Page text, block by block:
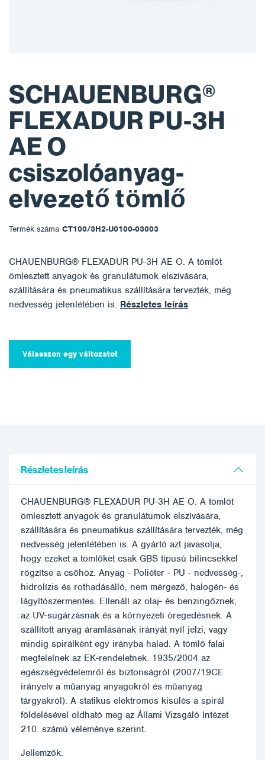
SCHAUENBURG®
FLEXADUR PU-3H
AE O
csiszolóanyag-
elvezető tömlő
Termék száma CT100/3H2-U0100-03003
CHAUENBURG® FLEXADUR PU-3H AE O. A tömlőt
ömlesztett anyagok és granulátumok elszívására,
szállítására és pneumatikus szállítására tervezték, még
nedvesség jelenlétében is. Részletes leírás
Válasszon egy változatot
Részletes leírás
CHAUENBURG® FLEXADUR PU-3H AE O. A tömlőt
ömlesztett anyagok és granulátumok elszívására,
szállítására és pneumatikus szállítására tervezték, még
nedvesség jelenlétében is. A gyártó azt javasolja,
hogy ezeket a tömlőket csak GBS típusú bilincsekkel
rögzítse a csőhöz. Anyag - Poliéter - PU - nedvesség-,
hidrolízis és rothadásálló, nem mérgező, halogén- és
lágyítószermentes. Ellenáll az olaj- és benzingőznek,
az UV-sugárzásnak és a környezeti öregedésnek. A
szállított anyag áramlásának irányát nyíl jelzi, vagy
mindig spirálként egy irányba halad. A tömlő falai
megfelelnek az EK-rendeletnek. 1935/2004 az
egészségvédelemről és biztonságról (2007/19CE
irányelv a műanyag anyagokról és műanyag
tárgyakról). A statikus elektromos kisülés a spirál
földelésével oldható meg az Állami Vizsgáló Intézet
210. számú véleménye szerint.
Jellemzők: